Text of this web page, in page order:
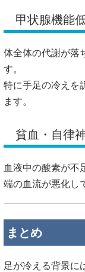
甲状腺機能
体全体の代謝が落
す。
特に手足の冷えを
ます。
貧血・自律
血液中の酸素が不
端の血流が悪化し
まとめ
足が冷える背景に